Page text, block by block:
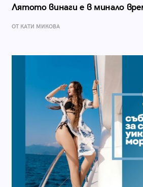
Лятото винаги е в минало
ОТ КАТИ МИКОВА